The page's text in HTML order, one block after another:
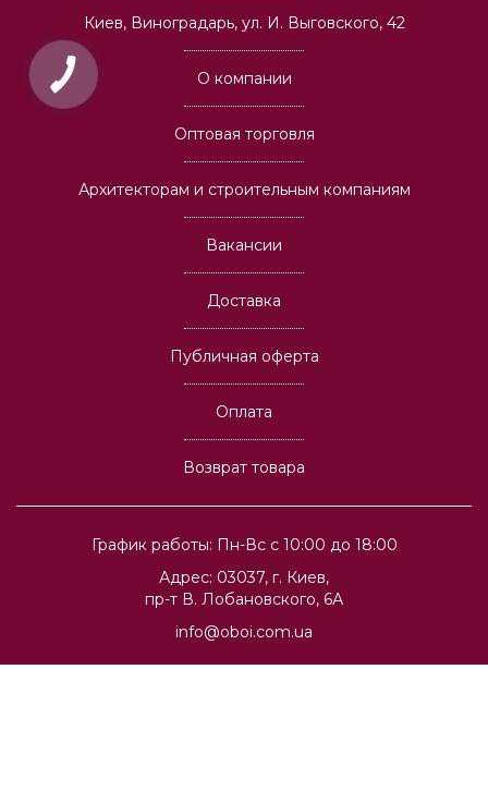
Киев, Виноградарь, ул. И. Выговского, 42
График работы: Пн-Вс с 10:00 до 18:00
Адрес: 03037, г. Киев,
пр-т В. Лобановского, 6А
info@oboi.com.ua
О компании
Оптовая торговля
Архитекторам и строительным компаниям
Вакансии
Доставка
Публичная оферта
Оплата
Возврат товара